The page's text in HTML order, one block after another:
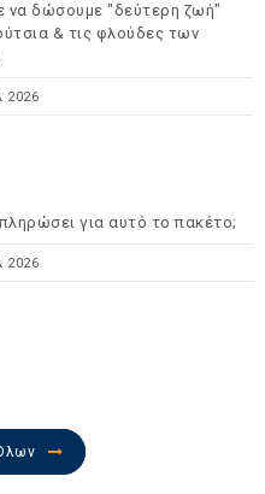
να δώσουμε "δεύτερη ζωή"
& τις φλούδες των
2026
για αυτό το πακέτο;
2026